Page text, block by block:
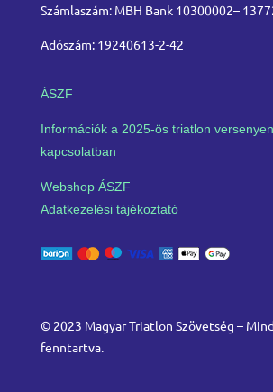
Számlaszám: MBH Bank 10300002–
Adószám: 19240613-2-42
ÁSZF
Információk a 2025-ös triatlon
kapcsolatban
Webshop ÁSZF
Adatkezelési tájékoztató
© 2023 Magyar Triatlon Szövetség –
fenntartva.